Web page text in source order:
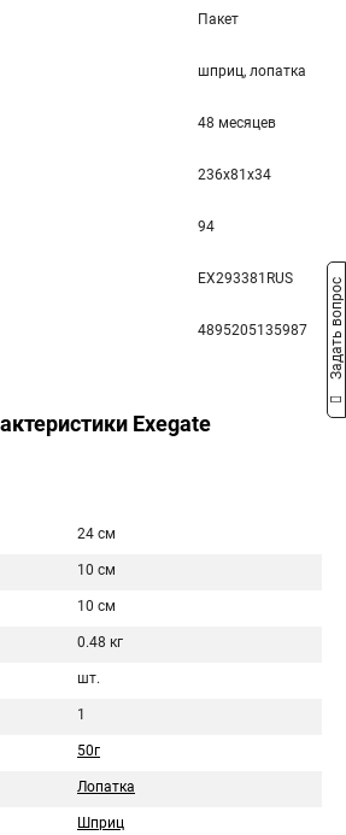
Пакет
шприц, лопатка
48 месяцев
236x81x34
94
EX293381RUS
4895205135987
Exegate
24 см
10 см
10 см
0.48 кг
шт.
1
50г
Лопатка
Шприц
Задать вопрос